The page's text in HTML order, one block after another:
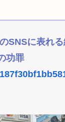
に表れ
功罪